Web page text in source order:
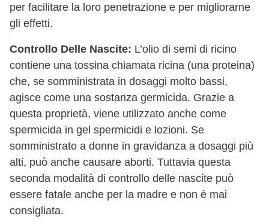
per facilitare la loro penetrazione e per migliorarne
gli effetti.
Controllo Delle Nascite: L’olio di semi di ricino
contiene una tossina chiamata ricina (una proteina)
che, se somministrata in dosaggi molto bassi,
agisce come una sostanza germicida. Grazie a
questa proprietà, viene utilizzato anche come
spermicida in gel spermicidi e lozioni. Se
somministrato a donne in gravidanza a dosaggi più
alti, può anche causare aborti. Tuttavia questa
seconda modalità di controllo delle nascite può
essere fatale anche per la madre e non è mai
consigliata.